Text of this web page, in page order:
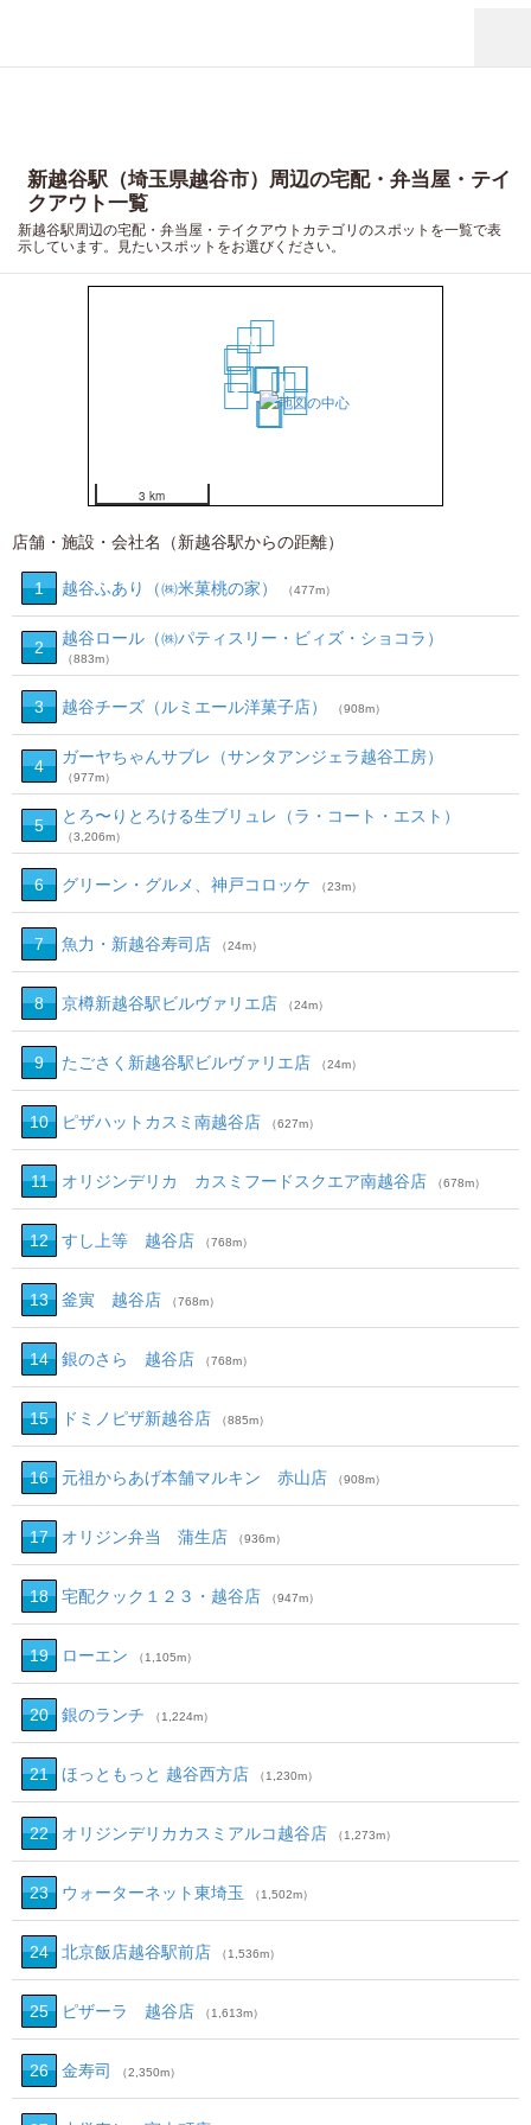
新越谷駅（埼玉県越谷市）周辺の宅配・弁当屋・テイ
クアウト一覧
新越谷駅周辺の宅配・弁当屋・テイクアウトカテゴリのスポットを一覧で表
示しています。見たいスポットをお選びください。
1
2
3
4
5
10
11 12
13
14
15
16
17
18
1920
3 km
店舗・施設・会社名（新越谷駅からの距離）
1 越谷ふあり（㈱米菓桃の家） （477m）
2 越谷ロール（㈱パティスリー・ビィズ・ショコラ）
（883m）
3 越谷チーズ（ルミエール洋菓子店） （908m）
4 ガーヤちゃんサブレ（サンタアンジェラ越谷工房）
（977m）
5 とろ〜りとろける生ブリュレ（ラ・コート・エスト）
（3,206m）
6 グリーン・グルメ、神戸コロッケ （23m）
7 魚力・新越谷寿司店 （24m）
8 京樽新越谷駅ビルヴァリエ店 （24m）
9 たごさく新越谷駅ビルヴァリエ店 （24m）
10 ピザハットカスミ南越谷店 （627m）
11 オリジンデリカ カスミフードスクエア南越谷店 （678m）
12 すし上等 越谷店 （768m）
13 釜寅 越谷店 （768m）
14 銀のさら 越谷店 （768m）
15 ドミノピザ新越谷店 （885m）
16 元祖からあげ本舗マルキン 赤山店 （908m）
17 オリジン弁当 蒲生店 （936m）
18 宅配クック１２３・越谷店 （947m）
19 ローエン （1,105m）
20 銀のランチ （1,224m）
21 ほっともっと 越谷西方店 （1,230m）
22 オリジンデリカカスミアルコ越谷店 （1,273m）
23 ウォーターネット東埼玉 （1,502m）
24 北京飯店越谷駅前店 （1,536m）
25 ピザーラ 越谷店 （1,613m）
26 金寿司 （2,350m）